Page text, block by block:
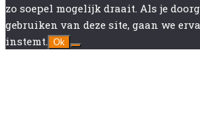
Top
zo soepel mogelijk draait. Als je
gebruiken van deze site, gaan we
instemt. Ok